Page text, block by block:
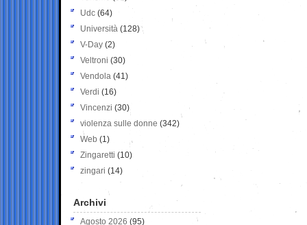
Udc (64)
Università (128)
V-Day (2)
Veltroni (30)
Vendola (41)
Verdi (16)
Vincenzi (30)
violenza sulle donne (342)
Web (1)
Zingaretti (10)
zingari (14)
Archivi
Agosto 2026 (95)